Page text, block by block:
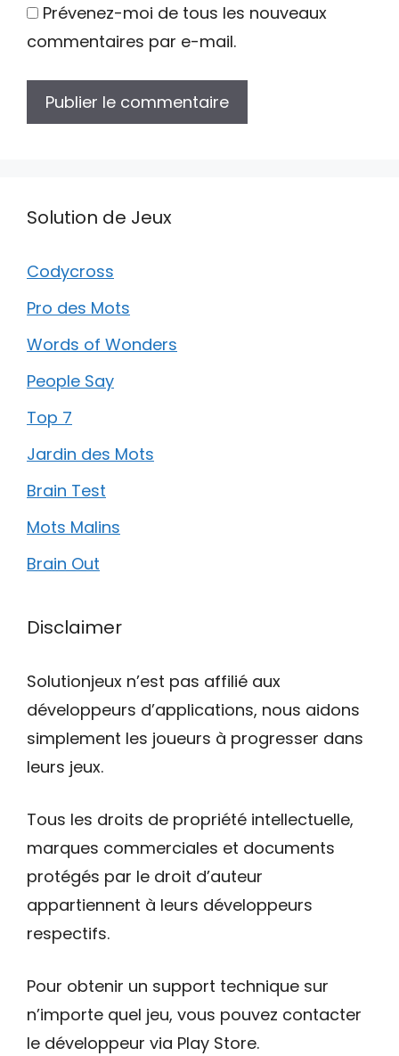
Prévenez-moi de tous les nouveaux
commentaires par e-mail.
Solution de Jeux
Codycross
Pro des Mots
Words of Wonders
People Say
Top 7
Jardin des Mots
Brain Test
Mots Malins
Brain Out
Disclaimer
Solutionjeux n’est pas affilié aux
développeurs d’applications, nous aidons
simplement les joueurs à progresser dans
leurs jeux.
Tous les droits de propriété intellectuelle,
marques commerciales et documents
protégés par le droit d’auteur
appartiennent à leurs développeurs
respectifs.
Pour obtenir un support technique sur
n’importe quel jeu, vous pouvez contacter
le développeur via Play Store.